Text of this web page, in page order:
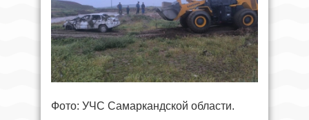
Фото: УЧС Самаркандской области.